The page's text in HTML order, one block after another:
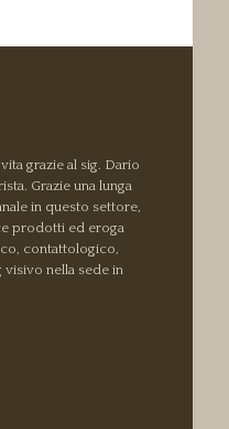
grazie al sig. Dario
Grazie una lunga
in questo settore,
prodotti ed eroga
contattologico,
nella sede in